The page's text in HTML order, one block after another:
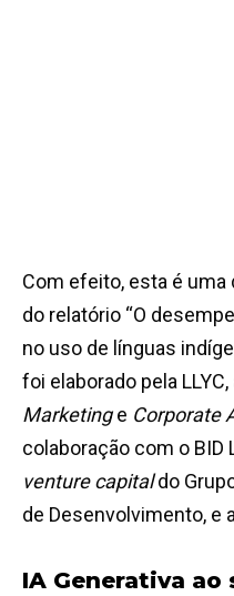
Com efeito, esta é
do relatório “O
no uso de línguas
foi elaborado pela
Marketinge Corporate
colaboração com o BID
venture capitaldo
de Desenvolvimento, e
IA Generativa ao